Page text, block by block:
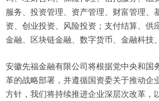
服务、投资管理、资产管理、财富管理、
资、创业投资、风险投资；支付结算、供
金融、区块链金融、数字货币、金融科技
安徽先福金融有限公司将根据党中央和国
革的战略部署，并遵循国资委关于推动企
方针，我们将持续推进企业深层次改革，